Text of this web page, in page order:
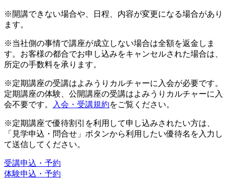
※開講できない場合や、日程、内容が変更になる場合があり
ます。
※当社側の事情で講座が成立しない場合は全額を返金しま
す。お客様の都合でお申し込みをキャンセルされた場合は、
所定の手数料を承ります。
※定期講座の受講はよみうりカルチャーに入会が必要です。
定期講座の体験、公開講座の受講はよみうりカルチャーに入
会不要です。
入会・受講規約をご覧ください。
※定期講座で優待割引を利用して申し込みされたい方は、
「見学申込・問合せ」ボタンから利用したい優待名を入力し
て送信してください。
受講申込・予約
体験申込・予約